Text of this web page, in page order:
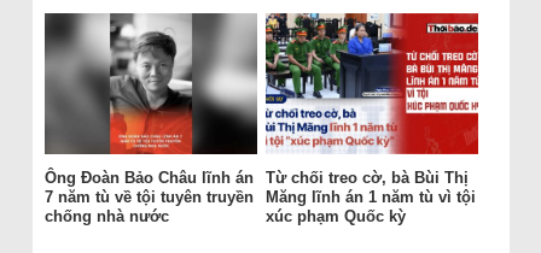
Ông Đoàn Bảo Châu lĩnh án
7 năm tù về tội tuyên truyền
chống nhà nước
Từ chối treo cờ, bà Bùi Thị
Măng lĩnh án 1 năm tù vì tội
xúc phạm Quốc kỳ